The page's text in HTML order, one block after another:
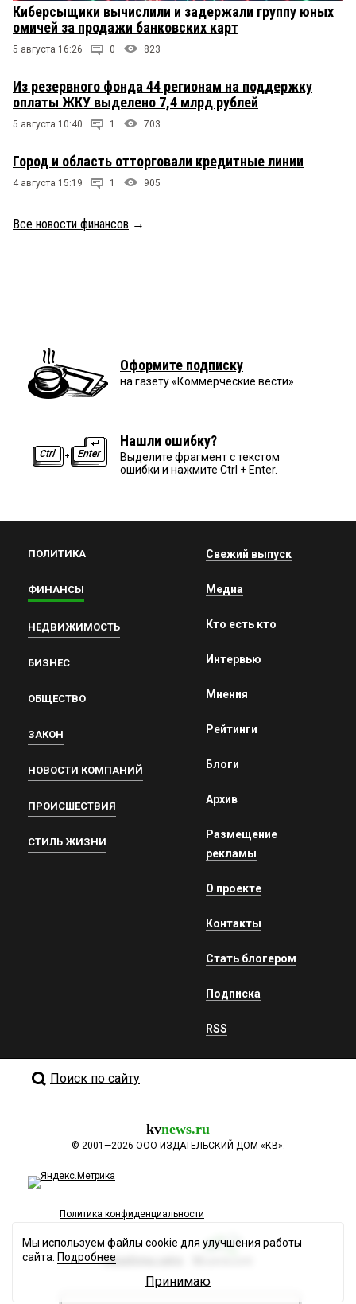
Киберсыщики вычислили и задержали группу юных
омичей за продажи банковских карт
5 августа 16:26 0 823
Из резервного фонда 44 регионам на поддержку
оплаты ЖКУ выделено 7,4 млрд рублей
5 августа 10:40 1 703
Город и область отторговали кредитные линии
4 августа 15:19 1 905
Все новости финансов →
Оформите подписку
на газету «Коммерческие вести»
Нашли ошибку?
Выделите фрагмент с текстом
ошибки и нажмите Ctrl + Enter.
ПОЛИТИКА
ФИНАНСЫ
НЕДВИЖИМОСТЬ
БИЗНЕС
ОБЩЕСТВО
ЗАКОН
НОВОСТИ КОМПАНИЙ
ПРОИСШЕСТВИЯ
СТИЛЬ ЖИЗНИ
Свежий выпуск
Медиа
Кто есть кто
Интервью
Мнения
Рейтинги
Блоги
Архив
Размещение
рекламы
О проекте
Контакты
Стать блогером
Подписка
RSS
Поиск по сайту
kvnews.ru
© 2001—2026 ООО ИЗДАТЕЛЬСКИЙ ДОМ «КВ».
Политика конфиденциальности
Разработка сайта
Мы используем файлы cookie для улучшения работы
сайта. Подробнее
Принимаю